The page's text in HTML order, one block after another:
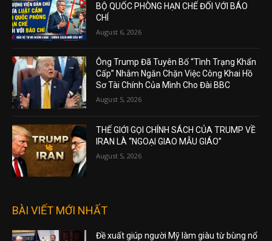
BỘ QUỐC PHÒNG HẠN CHẾ ĐỐI VỚI BÁO
CHÍ
August 6, 2026
Ông Trump Đã Tuyên Bố “Tình Trạng Khẩn
Cấp” Nhằm Ngăn Chặn Việc Công Khai Hồ
Sơ Tài Chính Của Mình Cho Đài BBC
August 5, 2026
THẾ GIỚI GỌI CHÍNH SÁCH CỦA TRUMP VỀ
IRAN LÀ “NGOẠI GIAO MẪU GIÁO”
August 5, 2026
BÀI VIẾT MỚI NHẤT
Đề xuất giúp người Mỹ làm giàu từ bùng nổ